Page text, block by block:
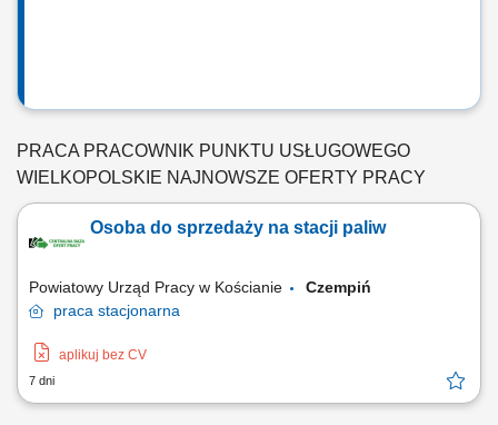
PRACA PRACOWNIK PUNKTU USŁUGOWEGO
WIELKOPOLSKIE NAJNOWSZE OFERTY PRACY
Osoba do sprzedaży na stacji paliw
Powiatowy Urząd Pracy w Kościanie
Czempiń
praca stacjonarna
aplikuj bez CV
7 dni